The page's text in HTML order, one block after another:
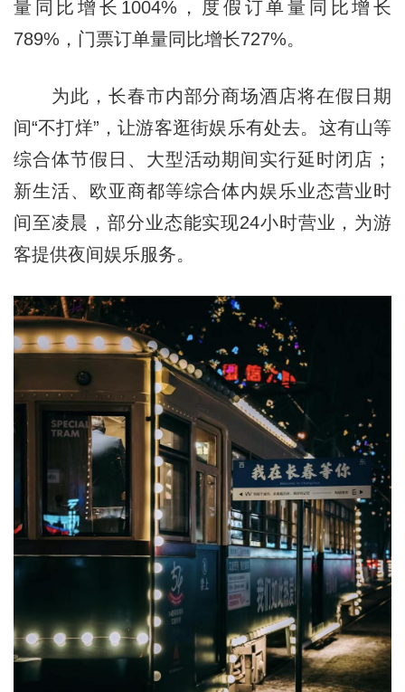
量同比增长1004%，度假订单量同比增长
789%，门票订单量同比增长727%。
为此，长春市内部分商场酒店将在假日期
间“不打烊”，让游客逛街娱乐有处去。这有山等
综合体节假日、大型活动期间实行延时闭店；
新生活、欧亚商都等综合体内娱乐业态营业时
间至凌晨，部分业态能实现24小时营业，为游
客提供夜间娱乐服务。